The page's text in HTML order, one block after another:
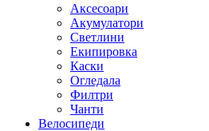
Аксесоари
Акумулатори
Светлини
Екипировка
Каски
Огледала
Филтри
Чанти
Велосипеди